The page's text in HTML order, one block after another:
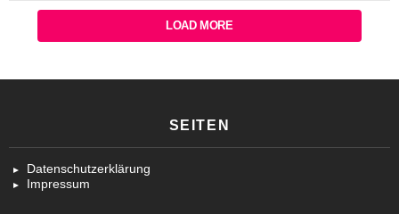
LOAD MORE
SEITEN
Datenschutzerklärung
Impressum